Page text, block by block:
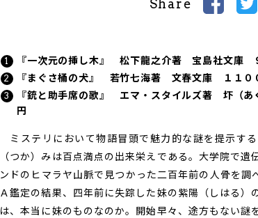
Share
『一次元の挿し木』 松下龍之介著 宝島社文庫
『まぐさ桶の犬』 若竹七海著 文春文庫 １１０
『銃と助手席の歌』 エマ・スタイルズ著 圷（
円
ミステリにおいて物語冒頭で魅力的な謎を提示す
（つか）みは百点満点の出来栄えである。大学院で
ンドのヒマラヤ山脈で見つかった二百年前の人骨を調
Ａ鑑定の結果、四年前に失踪した妹の紫陽（しはる）
は、本当に妹のものなのか。開始早々、途方もない謎